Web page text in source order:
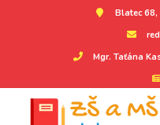
Blatec
Mgr. Taťána